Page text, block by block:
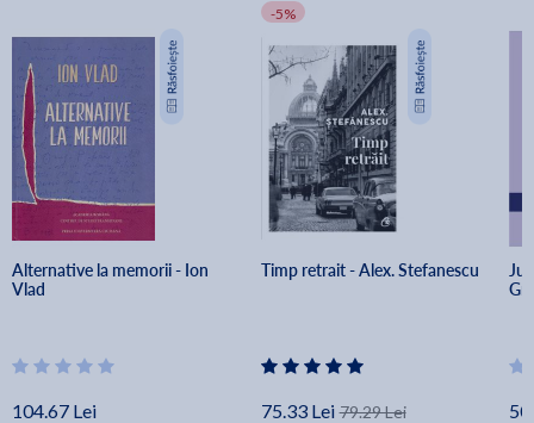
Alternative la memorii - Ion
Vlad
104.67 Lei
-5%
Timp retrait - Alex. Stefanescu
75.33 Lei 79.29 Lei